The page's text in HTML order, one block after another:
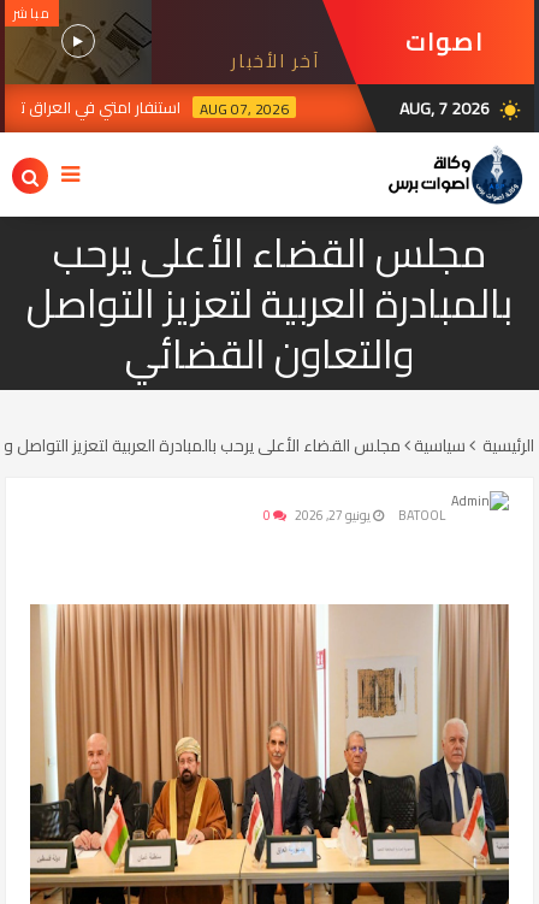
اصوات
برس
آخر الأخبار
مباشر
wb_sunny
AUG, 7 2026
AUG 07, 2026
استنفار امتي في العراق
الإيرانية في بغداد تدين استهداف سيادة العراق ومقرات الحشد وتؤكد تضامنها
مجلس القضاء الأعلى يرحب
بالمبادرة العربية لتعزيز التواصل
والتعاون القضائي
الرئيسية سياسية مجلس القضاء الأعلى يرحب بالمبادرة العربية لتعزيز التواصل
BATOOL يونيو 27, 2026